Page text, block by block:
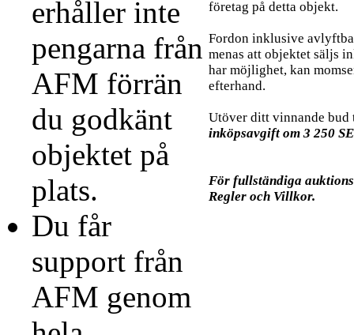
erhåller inte
pengarna från
AFM förrän
du godkänt
objektet på
plats.
Du får
support från
AFM genom
företag på detta objekt.
Fordon inklusive
menas att objektet säljs
har möjlighet, kan
efterhand.
Utöver ditt vinnande
inköpsavgift om 3 250
För fullständiga
Regler och Villkor.